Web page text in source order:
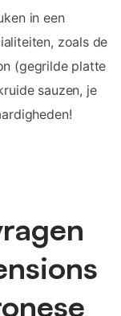
in een
zoals de
(gegrilde platte
sauzen, je